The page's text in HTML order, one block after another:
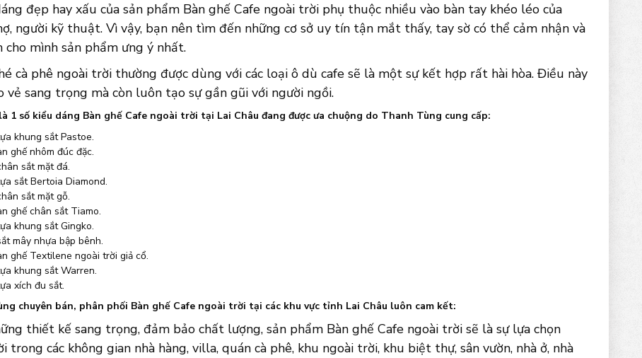
đẹp hay xấu của sản phẩm Bàn ghế Cafe ngoài trời phụ thuộc nhiều vào bàn tay khéo léo của
người kỹ thuật. Vì vậy, bạn nên tìm đến những cơ sở uy tín tận mắt thấy, tay sờ có thể cảm nhận và
cho mình sản phẩm ưng ý nhất.
cà phê ngoài trời thường được dùng với các loại ô dù cafe sẽ là một sự kết hợp rất hài hòa. Điều này
vẻ sang trọng mà còn luôn tạo sự gần gũi với người ngồi.
1 số kiểu dáng Bàn ghế Cafe ngoài trời tại Lai Châu đang được ưa chuộng do Thanh Tùng cung cấp:
khung sắt Pastoe.
ghế nhôm đúc đặc.
sắt mặt đá.
sắt Bertoia Diamond.
sắt mặt gỗ.
ghế chân sắt Tiamo.
khung sắt Gingko.
mây nhựa bập bênh.
ghế Textilene ngoài trời giả cổ.
khung sắt Warren.
xích đu sắt.
chuyên bán, phân phối Bàn ghế Cafe ngoài trời tại các khu vực tỉnh Lai Châu luôn cam kết:
thiết kế sang trọng, đảm bảo chất lượng, sản phẩm Bàn ghế Cafe ngoài trời sẽ là sự lựa chọn
trong các không gian nhà hàng, villa, quán cà phê, khu ngoài trời, khu biệt thự, sân vườn, nhà ở, nhà